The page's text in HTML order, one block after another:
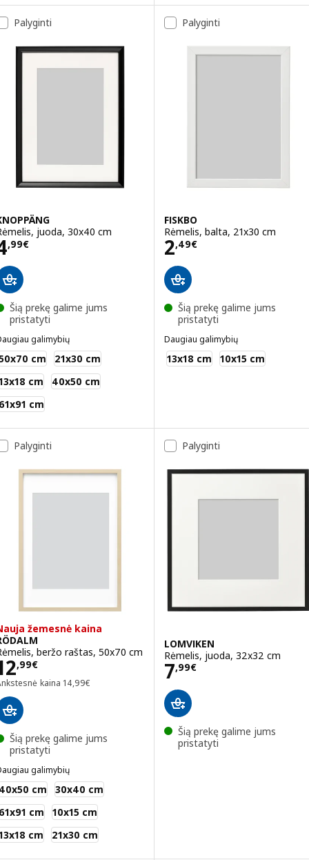
Palyginti
juoda, 30x40 cm
,99€ 4,99€
Šią prekę galime jums
pristatyti
galimybių
cm
21x30 cm
cm
40x50 cm
cm
Palyginti
FISKBO
Rėmelis, balta, 21x30 cm
2,49€
Kaina 2,49€
Šią prekę galime jums
pristatyti
Daugiau galimybių
FISKBO
13x18 cm 10x15 cm
Palyginti
žemesnė kaina
beržo raštas, 50x70 cm
,99€ 12,99€
kaina 14,99€
Ankstesnė kaina 14,99€
Šią prekę galime jums
pristatyti
galimybių
cm
30x40 cm
cm
10x15 cm
cm
21x30 cm
Palyginti
LOMVIKEN
Rėmelis, juoda, 32x32 cm
7,99€
Kaina 7,99€
Šią prekę galime jums
pristatyti